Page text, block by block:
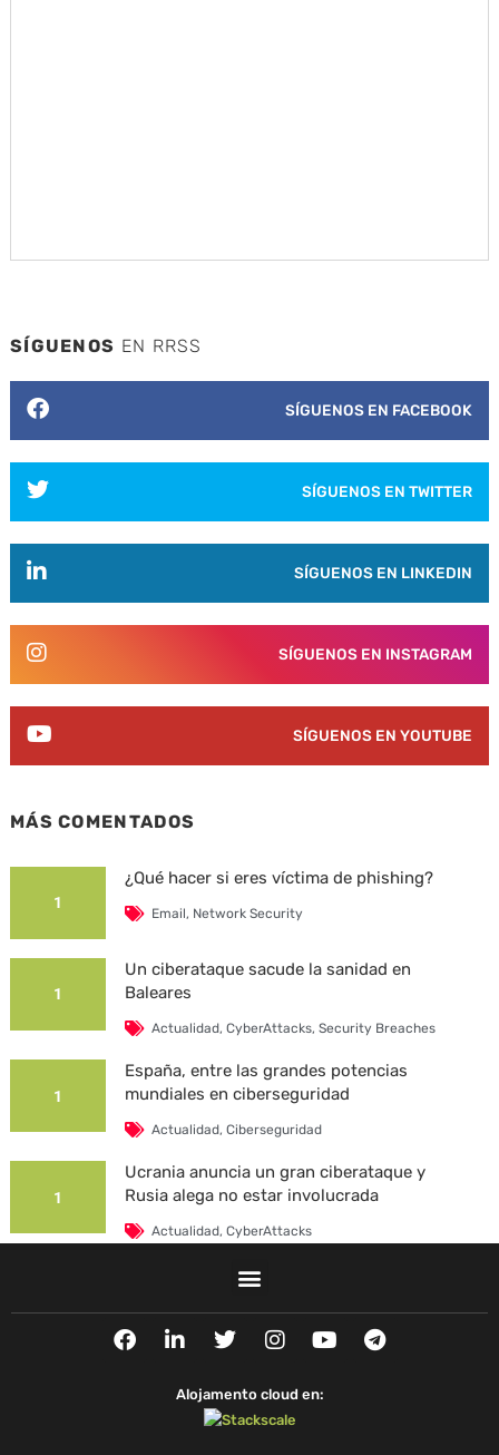
SÍGUENOS EN RRSS
SÍGUENOS EN FACEBOOK
SÍGUENOS EN TWITTER
SÍGUENOS EN LINKEDIN
SÍGUENOS EN INSTAGRAM
SÍGUENOS EN YOUTUBE
MÁS COMENTADOS
1
¿Qué hacer si eres víctima de phishing?
Email, Network Security
1
Un ciberataque sacude la sanidad en
Baleares
Actualidad,CyberAttacks,Security Breaches
1
España, entre las grandes potencias
mundiales en ciberseguridad
Actualidad,Ciberseguridad
1
Ucrania anuncia un gran ciberataque y
Rusia alega no estar involucrada
Actualidad,CyberAttacks
La Universidad Autónoma de Barcelona es
Actualidad,CyberAttacks,Security Breaches
F
a
L
i
k
T
w
t
t
e
I
n
t
a
g
Y
o
T
e
Alojamento cloud en: